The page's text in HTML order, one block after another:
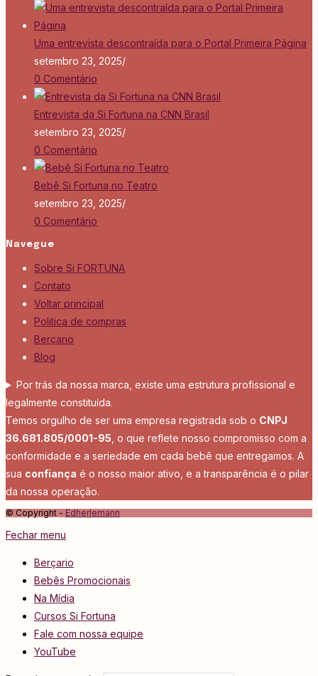
Uma entrevista descontraída para o Portal Primeira Página
setembro 23, 2025/
0 Comentário
Entrevista da Si Fortuna na CNN Brasil
setembro 23, 2025/
0 Comentário
Bebê Si Fortuna no Teatro
setembro 23, 2025/
0 Comentário
Navegue
Sobre Si FORTUNA
Contato
Voltar principal
Politica de compras
Berçario
Blog
Por trás da nossa marca, existe uma estrutura profissional e
legalmente constituída.
Temos orgulho de ser uma empresa registrada sob o CNPJ
36.681.805/0001-95 , o que reflete nosso compromisso com a
conformidade e a seriedade em cada bebê que entregamos. A
sua confiança é o nosso maior ativo, e a transparência é o pilar
da nossa operação.
© Copyright - Edherlemann
Fechar menu
Berçario
Bebês Promocionais
Na Mídia
Cursos Si Fortuna
Fale com nossa equipe
YouTube